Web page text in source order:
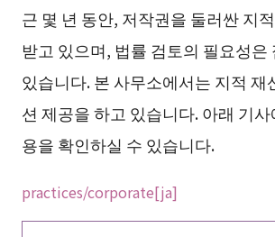
근 몇 년 동안, 저작권을 둘러싼 지
받고 있으며, 법률 검토의 필요성은
있습니다. 본 사무소에서는 지적 재
션 제공을 하고 있습니다. 아래 기
용을 확인하실 수 있습니다.
practices/corporate[ja]